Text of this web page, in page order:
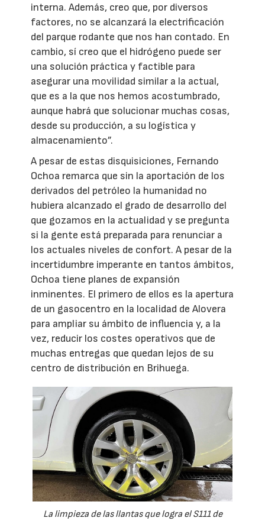
interna. Además, creo que, por diversos
factores, no se alcanzará la electrificación
del parque rodante que nos han contado. En
cambio, sí creo que el hidrógeno puede ser
una solución práctica y factible para
asegurar una movilidad similar a la actual,
que es a la que nos hemos acostumbrado,
aunque habrá que solucionar muchas cosas,
desde su producción, a su logística y
almacenamiento”.
A pesar de estas disquisiciones, Fernando
Ochoa remarca que sin la aportación de los
derivados del petróleo la humanidad no
hubiera alcanzado el grado de desarrollo del
que gozamos en la actualidad y se pregunta
si la gente está preparada para renunciar a
los actuales niveles de confort. A pesar de la
incertidumbre imperante en tantos ámbitos,
Ochoa tiene planes de expansión
inminentes. El primero de ellos es la apertura
de un gasocentro en la localidad de Alovera
para ampliar su ámbito de influencia y, a la
vez, reducir los costes operativos que de
muchas entregas que quedan lejos de su
centro de distribución en Brihuega.
La limpieza de las llantas que logra el S111 de